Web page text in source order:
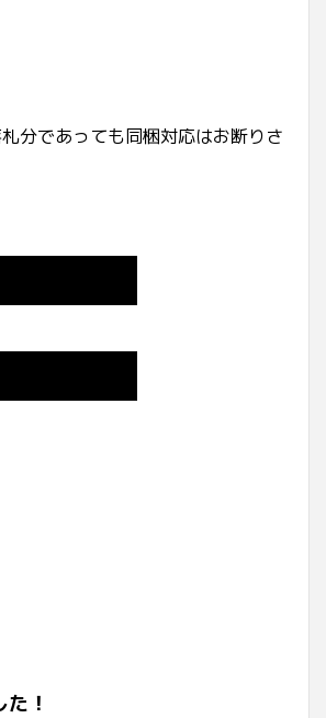
分であっても同梱対応はお断りさ
！